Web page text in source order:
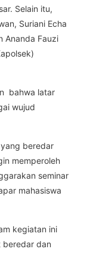
Selain itu,
Suriani Echa
Ananda Fauzi
bahwa latar
wujud
beredar
memperoleh
seminar
mahasiswa
kegiatan ini
beredar dan